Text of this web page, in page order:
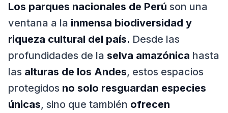
Los parques nacionales de Perú son una
ventana a la inmensa biodiversidad y
riqueza cultural del país. Desde las
profundidades de la selva amazónica hasta
las alturas de los Andes, estos espacios
protegidos no solo resguardan especies
únicas, sino que también ofrecen